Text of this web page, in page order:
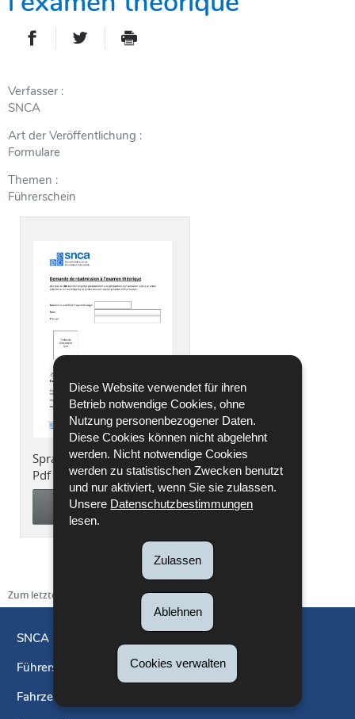
Diese Website verwendet für ihren
Betrieb notwendige Cookies, ohne
Nutzung personenbezogener Daten.
Diese Cookies können nicht abgelehnt
werden. Nicht notwendige Cookies
werden zu statistischen Zwecken benutzt
und nur aktiviert, wenn Sie sie zulassen.
Unsere Datenschutzbestimmungen
lesen.
Zulassen
Ablehnen
Cookies verwalten
PARTAGER SUR FACEBOOK
PARTAGER SUR TWITTER
IMPRIMER
Verfasser
SNCA
Art der Veröffentlichung
Formulare
Themen
Führerschein
Sprache :Französisch
Pdf - 81 KB - 1 Seite(n)
HERUNTERLADEN
Zum letzten Mal aktualisiert am03/07/2020
Navigationsmenü
SNCA
Führerschein
Fahrzeuge